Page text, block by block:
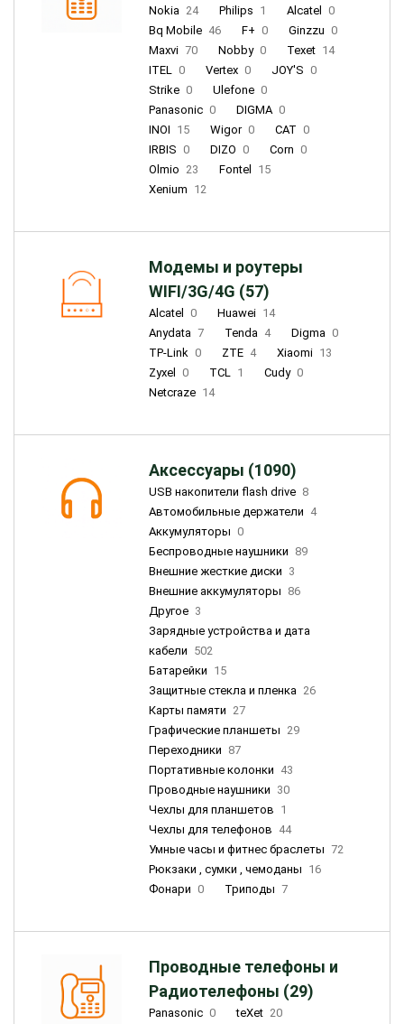
Nokia 24 Philips 1 Alcatel
0
Bq Mobile 46 F+ 0 Ginzzu 0
Maxvi 70 Nobby 0 Texet 14
ITEL 0 Vertex 0 JOY'S 0
Strike 0 Ulefone 0
Panasonic 0 DIGMA 0
INOI 15 Wigor 0 CAT 0
IRBIS 0 DIZO 0 Corn 0
Olmio 23 Fontel
15
Xenium 12
Модемы и роутеры
WIFI/3G/4G (57)
Alcatel 0 Huawei 14
Anydata 7 Tenda 4 Digma 0
TP-Link 0 ZTE 4 Xiaomi 13
Zyxel
0 TCL 1 Cudy 0
Netcraze 14
Аксессуары (1090)
USB накопители flash drive 8
Автомобильные держатели 4
Аккумуляторы 0
Беспроводные наушники 89
Внешние жесткие диски 3
Внешние аккумуляторы 86
Другое 3
Зарядные устройства и дата
кабели 502
Батарейки 15
Защитные стекла и пленка 26
Карты памяти 27
Графические планшеты 29
Переходники 87
Портативные колонки 43
Проводные наушники 30
Чехлы для планшетов 1
Чехлы для телефонов 44
Умные часы и фитнес браслеты 72
Рюкзаки , сумки , чемоданы 16
Фонари 0 Триподы 7
Проводные телефоны и
Радиотелефоны (29)
Panasonic 0 teXet 20